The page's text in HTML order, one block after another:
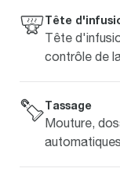
Tête
Tête
contrôle de
Tassage
Mouture,